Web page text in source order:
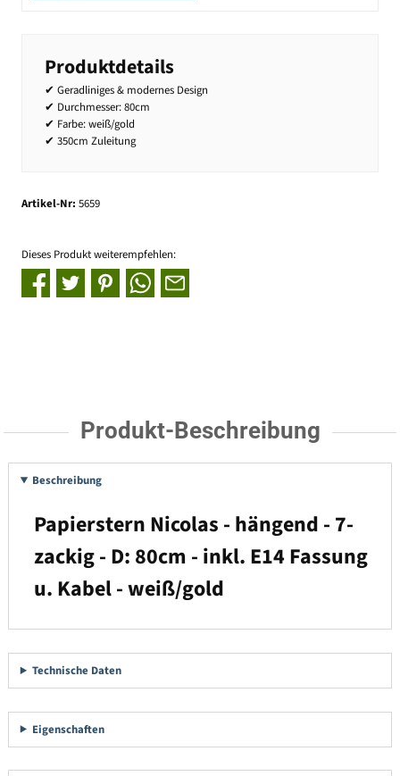
Produktdetails
✔ Geradliniges & modernes Design
✔ Durchmesser: 80cm
✔ Farbe: weiß/gold
✔ 350cm Zuleitung
Artikel-Nr: 5659
Dieses Produkt weiterempfehlen:
Produkt-Beschreibung
Beschreibung
Papierstern Nicolas - hängend - 7-
zackig - D: 80cm - inkl. E14 Fassung
u. Kabel - weiß/gold
Technische Daten
Eigenschaften